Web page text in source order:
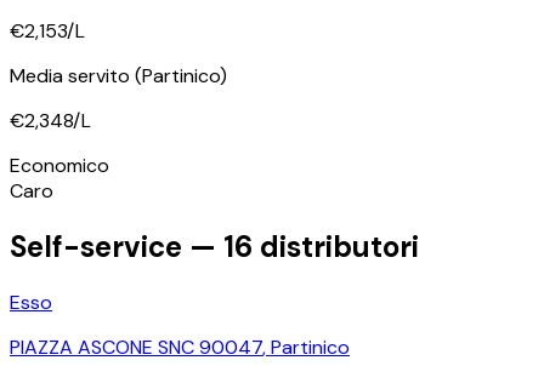
€2,153/L
Media servito (Partinico)
€2,348/L
Economico
Caro
Self-service — 16 distributori
Esso
PIAZZA ASCONE SNC 90047,Partinico